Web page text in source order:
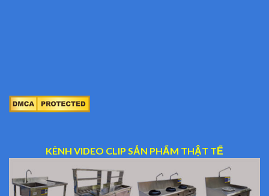
KÊNH VIDEO CLIP SẢN PHẨM THẬT TẾ